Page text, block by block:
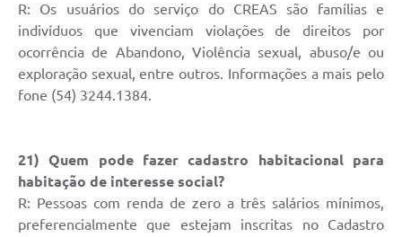
R: Os usuários do serviço do CREAS são famílias e
indivíduos que vivenciam violações de direitos por
ocorrência de Abandono, Violência sexual, abuso/e ou
exploração sexual, entre outros. Informações a mais pelo
fone (54) 3244.1384.
21) Quem pode fazer cadastro habitacional para
habitação de interesse social?
R: Pessoas com renda de zero a três salários mínimos,
preferencialmente que estejam inscritas no Cadastro